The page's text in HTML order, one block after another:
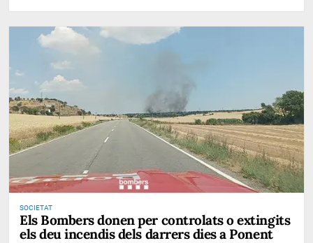
SOCIETAT
Els Bombers donen per controlats o extingits
els deu incendis dels darrers dies a Ponent